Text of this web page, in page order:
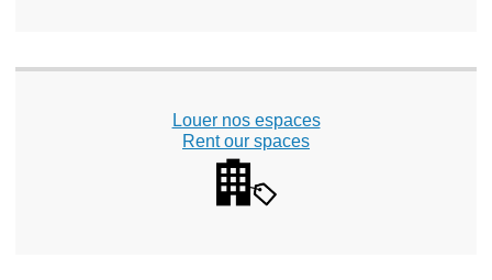
Louer nos espaces
Rent our spaces